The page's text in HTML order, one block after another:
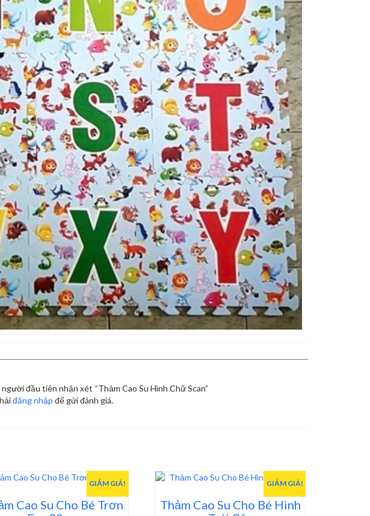
người đầu tiên nhận xét “Thảm Cao Su Hình Chữ Scan”
đăng nhập để gửi đánh giá.
GIẢM GIÁ!
Cao Su Cho Bé Trơn
GIẢM GIÁ!
Thảm Cao Su Cho Bé Hình